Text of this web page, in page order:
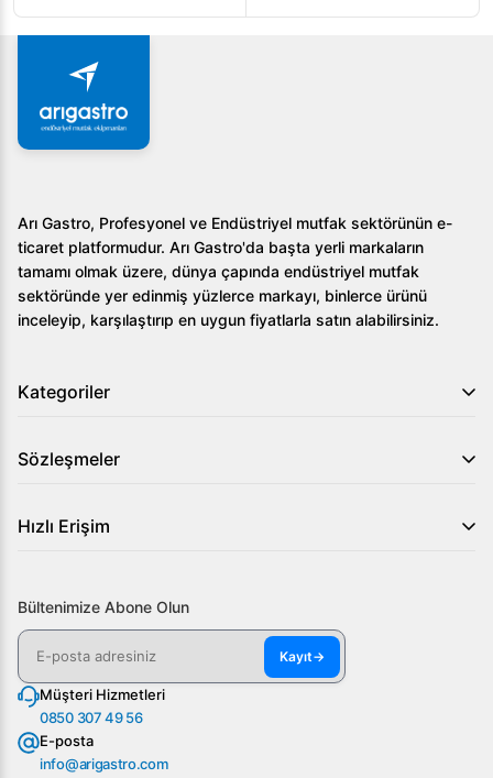
Arı Gastro, Profesyonel ve Endüstriyel mutfak sektörünün e-
ticaret platformudur. Arı Gastro'da başta yerli markaların
tamamı olmak üzere, dünya çapında endüstriyel mutfak
sektöründe yer edinmiş yüzlerce markayı, binlerce ürünü
inceleyip, karşılaştırıp en uygun fiyatlarla satın alabilirsiniz.
Kategoriler
Sözleşmeler
Hızlı Erişim
Bültenimize Abone Olun
Kayıt→
Müşteri Hizmetleri
0850 307 49 56
E-posta
info@arigastro.com